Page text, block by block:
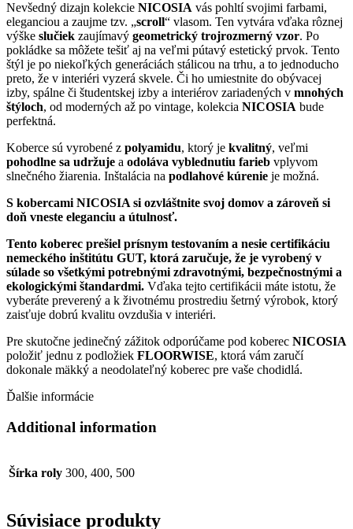
Nevšedný dizajn kolekcie NICOSIA vás pohltí svojimi farbami,
eleganciou a zaujme tzv. „scroll“ vlasom. Ten vytvára vďaka rôznej
výške slučiek zaujímavý geometrický trojrozmerný vzor. Po
pokládke sa môžete tešiť aj na veľmi pútavý estetický prvok. Tento
štýl je po niekoľkých generáciách stálicou na trhu, a to jednoducho
preto, že v interiéri vyzerá skvele. Či ho umiestnite do obývacej
izby, spálne či študentskej izby a interiérov zariadených v mnohých
štýloch, od moderných až po vintage, kolekcia NICOSIA bude
perfektná.
Koberce sú vyrobené z polyamidu, ktorý je kvalitný, veľmi
pohodlne sa udržuje a odoláva vyblednutiu farieb vplyvom
slnečného žiarenia. Inštalácia na podlahové kúrenie je možná.
S kobercami NICOSIA si ozvláštnite svoj domov a zároveň si
doň vneste eleganciu a útulnosť.
Tento koberec prešiel prísnym testovaním a nesie certifikáciu
nemeckého inštitútu GUT, ktorá zaručuje, že je vyrobený v
súlade so všetkými potrebnými zdravotnými, bezpečnostnými a
ekologickými štandardmi. Vďaka tejto certifikácii máte istotu, že
vyberáte preverený a k životnému prostrediu šetrný výrobok, ktorý
zaisťuje dobrú kvalitu ovzdušia v interiéri.
Pre skutočne jedinečný zážitok odporúčame pod koberec NICOSIA
položiť jednu z podložiek FLOORWISE, ktorá vám zaručí
dokonale mäkký a neodolateľný koberec pre vaše chodidlá.
Ďalšie informácie
Additional information
Šírka roly 300, 400, 500
Súvisiace produkty